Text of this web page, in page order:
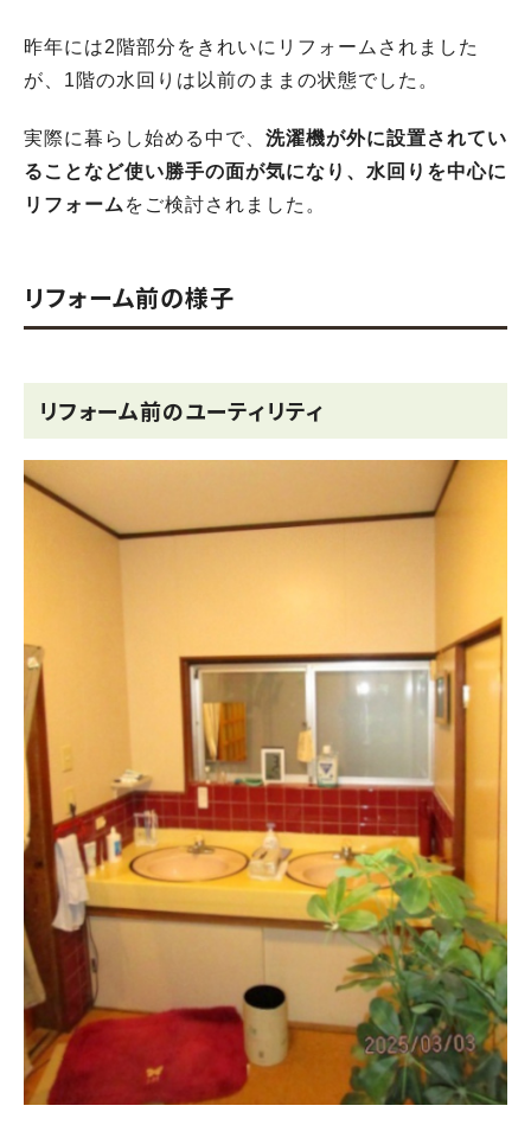
昨年には2階部分をきれいにリフォームされました
が、1階の水回りは以前のままの状態でした。
実際に暮らし始める中で、 洗濯機が外に設置されてい
ることなど使い勝手の面が気になり、水回りを中心に
リフォーム をご検討されました。
リフォーム前の様子
リフォーム前のユーティリティ